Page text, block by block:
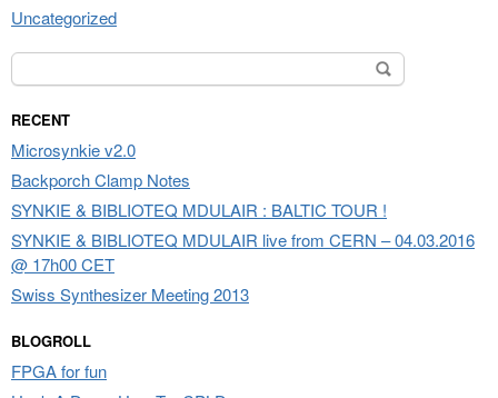
Uncategorized
Search for:
RECENT
Microsynkie v2.0
Backporch Clamp Notes
SYNKIE & BIBLIOTEQ MDULAIR : BALTIC TOUR !
SYNKIE & BIBLIOTEQ MDULAIR live from CERN – 04.03.2016
@ 17h00 CET
Swiss Synthesizer Meeting 2013
BLOGROLL
FPGA for fun